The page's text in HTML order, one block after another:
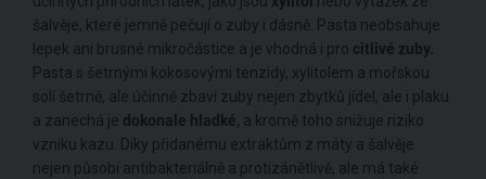
šalvěje, které jemně pečují o zuby i dásně. Pasta neobsahuje
lepek ani brusné mikročástice a je vhodná i pro citlivé zuby.
Pasta s šetrnými kokosovými tenzidy, xylitolem a mořskou
solí šetrně, ale účinně zbaví zuby nejen zbytků jídel, ale i plaku
a zanechá je dokonale hladké, a kromě toho snižuje riziko
vzniku kazu. Díky přidanému extraktům z máty a šalvěje
nejen působí antibakteriálně a protizánětlivě, ale má také